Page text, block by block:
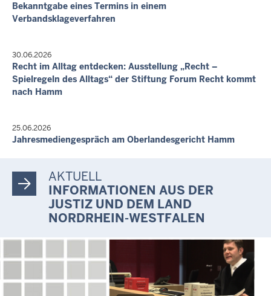
Bekanntgabe eines Termins in einem
Verbandsklageverfahren
30.06.2026
Recht im Alltag entdecken: Ausstellung „Recht –
Spielregeln des Alltags“ der Stiftung Forum Recht kommt
nach Hamm
25.06.2026
Jahresmediengespräch am Oberlandesgericht Hamm
AKTUELL
INFORMATIONEN AUS DER
JUSTIZ UND DEM LAND
NORDRHEIN-WESTFALEN